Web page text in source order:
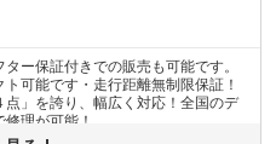
ー保証付きでの販売も可能です。
ト可能です・走行距離無制限保証！
点」を誇り、幅広く対応！全国のデ
理が可能！